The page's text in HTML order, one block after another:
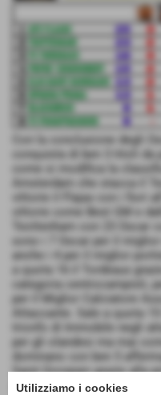
Con la conclusione degli
conquista di ben 3 titoli da
come si modifica la
Amsterdam che stacca il
vittorie il Flajax con i fiori
vittorie come Best GM e
Teottenham con 23 Oscar
sono i 7 Oscar per il
anche i 4 per il miglior
a quota 16 il Tordeaux
categoria centrocampisti,
per il Miglior Calciatore
Attaccante. Sale a quota
trionfo di Immobile negli
per gli olandesi ma mai
dominano con ben 5
Saint Giorgiain grazie alla
portieri, i parigini da
Utilizziamo i cookies